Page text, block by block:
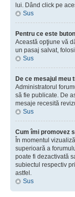
lui. Dând click pe
Sus
Pentru ce este
Această opţiune vă
un pasaj salvat,
Sus
De ce mesajul meu
Administratorul
să fie publicate. De
mesaje recesită
Sus
Cum îmi promovez
În momentul
superioară a
poate fi dezactivată
subiectul respectiv
astfel.
Sus